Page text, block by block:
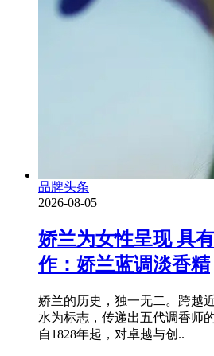
品牌头条
2026-08-05
娇兰为女性呈现 具
作：娇兰蓝调淡香精
娇兰的历史，独一无二。跨越
水为标志，传递出五代调香师
自1828年起，对卓越与创..